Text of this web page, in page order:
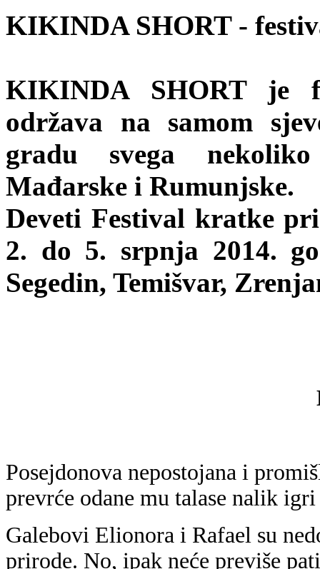
KIKINDA SHORT -
KIKINDA SHORT je
održava na samom
gradu svega
Mađarske i Rumunjske.
Deveti Festival kratke
2. do 5. srpnja 2014.
Segedin, Temišvar,
Posejdonova nepostojana i
prevrće odane mu talase nalik
Galebovi Elionora i Rafael su
prirode. No, ipak neće previše